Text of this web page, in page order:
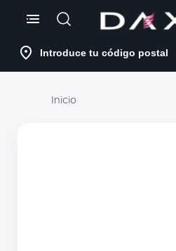
Introduce tu código postal
Inicio